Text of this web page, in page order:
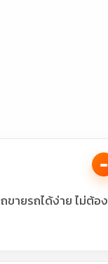
ขายรถได้ง่าย ไม่ต้อง